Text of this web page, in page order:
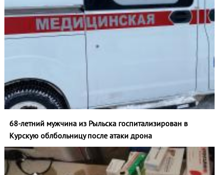
68-летний мужчина из Рыльска госпитализирован в
Курскую облбольницу после атаки дрона